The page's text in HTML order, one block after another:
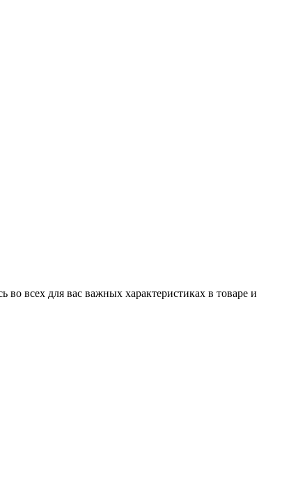
всех для вас важных характеристиках в товаре и